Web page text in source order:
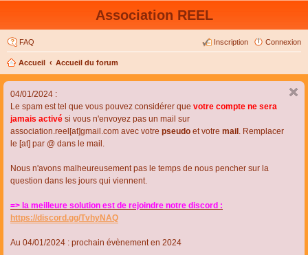
Association REEL
FAQ Connexion
Inscription
Accueil Accueil du forum
04/01/2024 :
Le spam est tel que vous pouvez considérer que votre compte ne sera
jamais activé si vous n'envoyez pas un mail sur
association.reel[at]gmail.com avec votre pseudo et votre mail . Remplacer
le [at] par @ dans le mail.
Nous n'avons malheureusement pas le temps de nous pencher sur la
question dans les jours qui viennent.
=> la meilleure solution est de rejoindre notre discord :
https://discord.gg/TvhyNAQ
Au 04/01/2024 : prochain évènement en 2024